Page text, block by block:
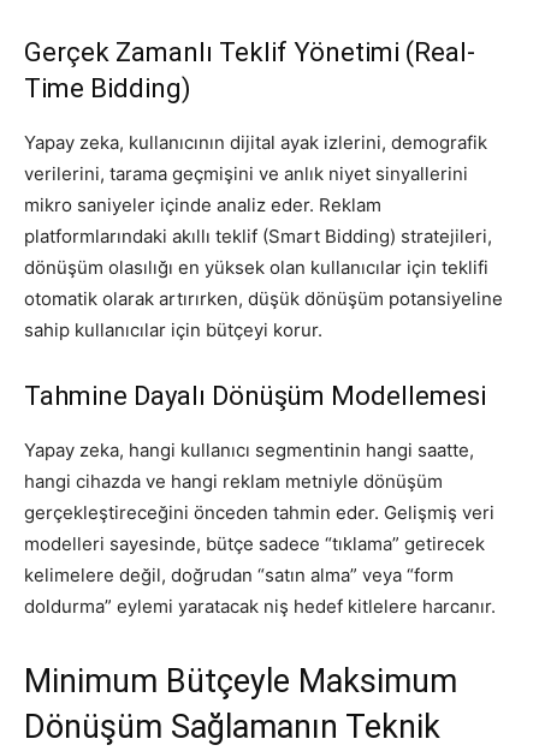
Gerçek Zamanlı Teklif Yönetimi (Real-
Time Bidding)
Yapay zeka, kullanıcının dijital ayak izlerini, demografik
verilerini, tarama geçmişini ve anlık niyet sinyallerini
mikro saniyeler içinde analiz eder. Reklam
platformlarındaki akıllı teklif (Smart Bidding) stratejileri,
dönüşüm olasılığı en yüksek olan kullanıcılar için teklifi
otomatik olarak artırırken, düşük dönüşüm potansiyeline
sahip kullanıcılar için bütçeyi korur.
Tahmine Dayalı Dönüşüm Modellemesi
Yapay zeka, hangi kullanıcı segmentinin hangi saatte,
hangi cihazda ve hangi reklam metniyle dönüşüm
gerçekleştireceğini önceden tahmin eder. Gelişmiş veri
modelleri sayesinde, bütçe sadece “tıklama” getirecek
kelimelere değil, doğrudan “satın alma” veya “form
doldurma” eylemi yaratacak niş hedef kitlelere harcanır.
Minimum Bütçeyle Maksimum
Dönüşüm Sağlamanın Teknik